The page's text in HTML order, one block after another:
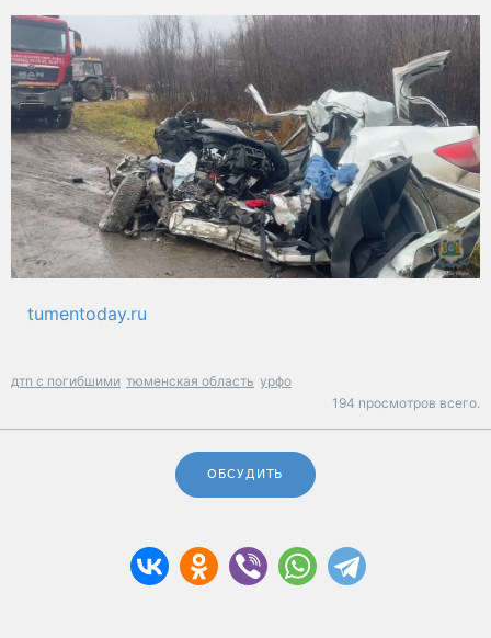
tumentoday.ru
дтп с погибшими тюменская область урфо
194 просмотров всего.
ОБСУДИТЬ